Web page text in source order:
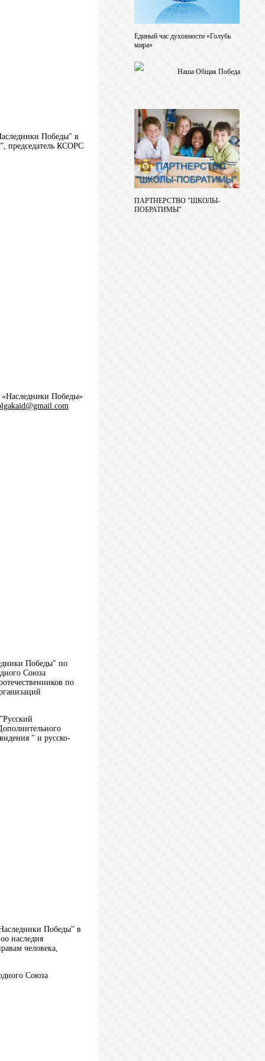
Победы" в
председатель КСОРС
«Наследники Победы»
Победы" по
Союза
по
" и русско-
Победы" в
наследия
человека,
Союза
Единый час духовности «Голубь
мира»
Наша Общая Победа
ПАРТНЕРСТВО "ШКОЛЫ-
ПОБРАТИМЫ"